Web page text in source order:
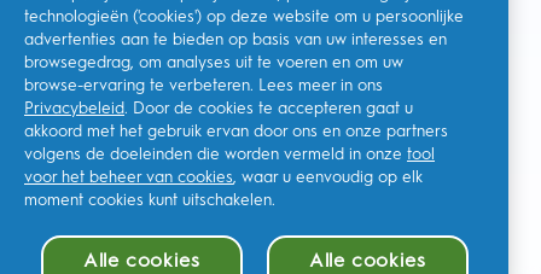
Ik geef toestemming voor het ontvangen van
gepersonaliseerde communicatie met betrekking tot
aanbiedingen, nieuws en andere promotionele initiatieven van
Oral-B en andere
P&G-merken
kan me op elk momentafmelden.
Procter & Gamble, als verwerkingsverantwoordelijke, zal uw
persoonlijke gegevens verwerken zodat u zich bij deze site kunt
registreren en de interactie kunt aangaan met de aangeboden
diensten en zodat P&G u, afhankelijk van uw toestemming,
relevante commerciële berichten kan sturen, waaronder
gepersonaliseerde advertenties in online media. Ontdek hier
Voor meer informatie over de verwerking van uw gegevens en
uw privacy rechten, kunt u
kijken of ons volledige
technologieën ('cookies') op deze website om u persoonlijke
advertenties aan te bieden op basis van uw interesses en
browsegedrag, om analyses uit te voeren en om uw
browse-ervaring te verbeteren. Lees meer in ons
Privacybeleid. Door de cookies te accepteren gaat u
akkoord met het gebruik ervan door ons en onze partners
volgens de doeleinden die worden vermeld in onze tool
voor het beheer van cookies, waar u eenvoudig op elk
moment cookies kunt uitschakelen.
Alle cookies Alle cookies